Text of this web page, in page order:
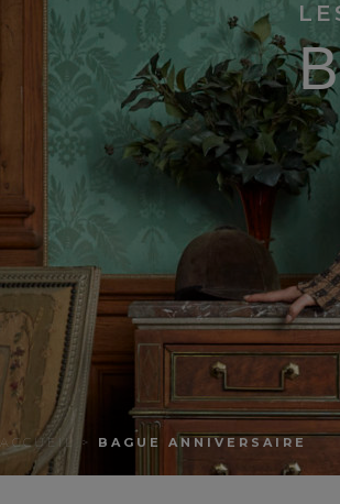
ACCUEIL > BAGUE ANNIVERSAIRE